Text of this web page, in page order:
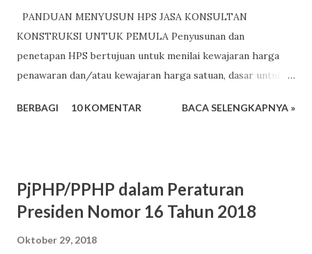
PANDUAN MENYUSUN HPS JASA KONSULTAN
KONSTRUKSI UNTUK PEMULA Penyusunan dan
penetapan HPS bertujuan untuk menilai kewajaran harga
penawaran dan/atau kewajaran harga satuan, dasar untuk
untuk menetapkan besaran nilai jaminan pelaksanaan bagi
Pemerintah nomor 16 Tahun 2021 tentang peraturan
pelaksanaan undang-undang nomor 28 tahun 2002 tentang
BERBAGI 10 KOMENTAR BACA SELENGKAPNYA »
PjPHP/PPHP dalam Peraturan
Presiden Nomor 16 Tahun 2018
Oktober 29, 2018